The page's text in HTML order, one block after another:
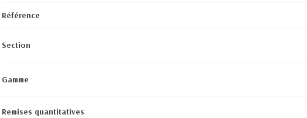
Référence
Section
Gamme
Remises quantitatives